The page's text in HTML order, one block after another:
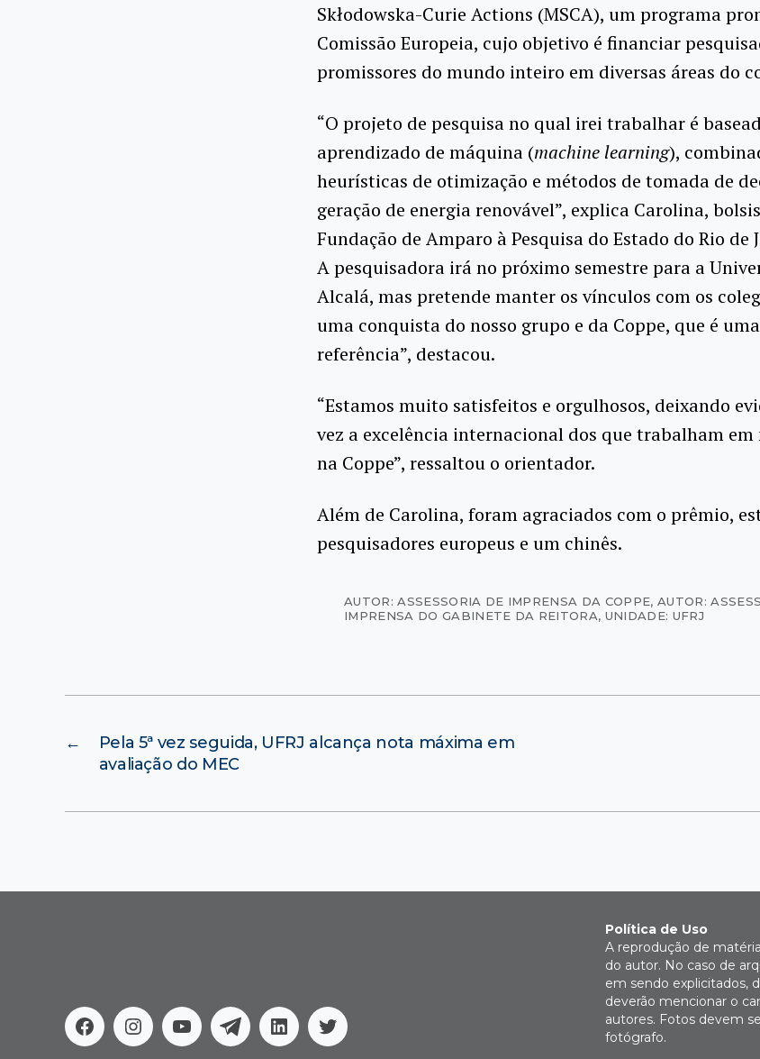
Skłodowska-Curie Actions (MSCA), um programa
Comissão Europeia, cujo objetivo é financiar
promissores do mundo inteiro em diversas áreas do
“O projeto de pesquisa no qual irei trabalhar é
aprendizado de máquina (machine learning),
heurísticas de otimização e métodos de tomada de
geração de energia renovável”, explica Carolina,
Fundação de Amparo à Pesquisa do Estado do Rio de
A pesquisadora irá no próximo semestre para a
Alcalá, mas pretende manter os vínculos com os
uma conquista do nosso grupo e da Coppe, que é
referência”, destacou.
“Estamos muito satisfeitos e orgulhosos, deixando
vez a excelência internacional dos que trabalham em
na Coppe”, ressaltou o orientador.
Além de Carolina, foram agraciados com o prêmio,
pesquisadores europeus e um chinês.
AUTOR: ASSESSORIA DE IMPRENSA DA COPPE,AUTOR:
IMPRENSA DO GABINETE DA REITORA, UNIDADE: UFRJ
←
Pela 5ª vez seguida, UFRJ alcança nota máxima em
avaliação do MEC
FacebookInstagram
YoutubeTelegramLinkedinTwitter
Política de Uso
A reprodução de
do autor. No caso de
em sendo explicitados,
deverão mencionar o
autores. Fotos devem
fotógrafo.